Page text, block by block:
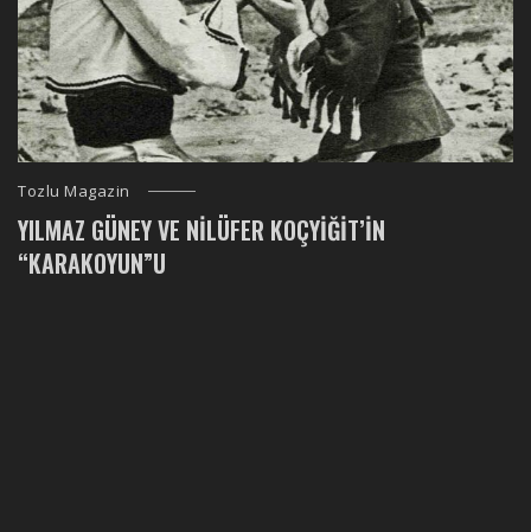
Tozlu Magazin
YILMAZ GÜNEY VE NILÜFER KOÇYIĞIT’IN
“KARAKOYUN”U